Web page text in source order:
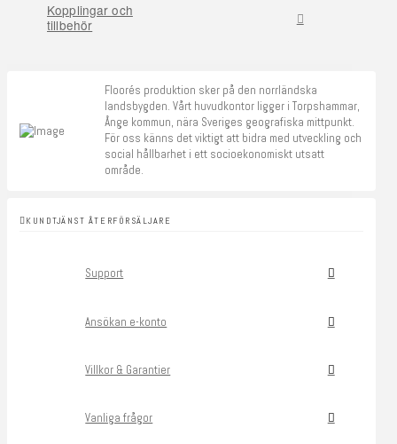
Kopplingar och
tillbehör
Floorés produktion sker på den norrländska
landsbygden. Vårt huvudkontor ligger i Torpshammar,
Ånge kommun, nära Sveriges geografiska mittpunkt.
För oss känns det viktigt att bidra med utveckling och
social hållbarhet i ett socioekonomiskt utsatt
område.
KUNDTJÄNST ÅTERFÖRSÄLJARE
Support
Ansökan e-konto
Villkor & Garantier
Vanliga frågor